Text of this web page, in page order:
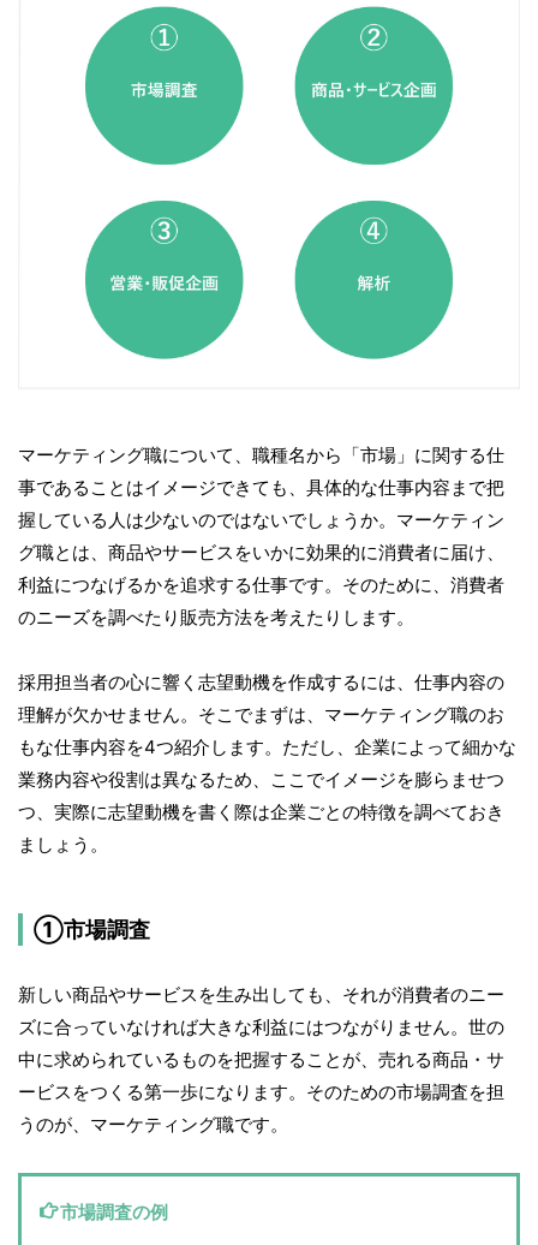
マーケティング職について、職種名から「市場」に関する仕
事であることはイメージできても、具体的な仕事内容まで把
握している人は少ないのではないでしょうか。マーケティン
グ職とは、商品やサービスをいかに効果的に消費者に届け、
利益につなげるかを追求する仕事です。そのために、消費者
のニーズを調べたり販売方法を考えたりします。
採用担当者の心に響く志望動機を作成するには、仕事内容の
理解が欠かせません。そこでまずは、マーケティング職のお
もな仕事内容を4つ紹介します。ただし、企業によって細かな
業務内容や役割は異なるため、ここでイメージを膨らませつ
つ、実際に志望動機を書く際は企業ごとの特徴を調べておき
ましょう。
①市場調査
新しい商品やサービスを生み出しても、それが消費者のニー
ズに合っていなければ大きな利益にはつながりません。世の
中に求められているものを把握することが、売れる商品・サ
ービスをつくる第一歩になります。そのための市場調査を担
うのが、マーケティング職です。
市場調査の例